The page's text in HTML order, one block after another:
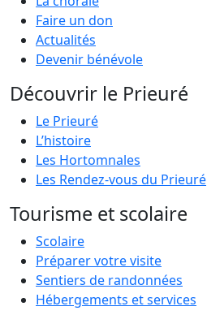
Faire un don
Actualités
Devenir bénévole
Découvrir le Prieuré
Le Prieuré
L’histoire
Les Hortomnales
Les Rendez-vous du Prieuré
Tourisme et scolaire
Scolaire
Préparer votre visite
Sentiers de randonnées
Hébergements et services